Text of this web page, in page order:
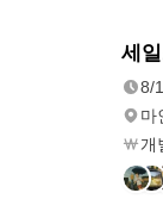
세
8/
마
개